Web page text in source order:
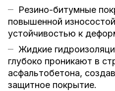
Резино-битумные
повышенной
устойчивостью к
Жидкие
глубоко проникают в
асфальтобетона,
защитное покрытие.